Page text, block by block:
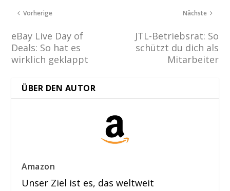
Vorherige
eBay Live Day of
Deals: So hat es
wirklich geklappt
Nächste
JTL-Betriebsrat: So
schützt du dich als
Mitarbeiter
ÜBER DEN AUTOR
Amazon
Unser Ziel ist es, das weltweit